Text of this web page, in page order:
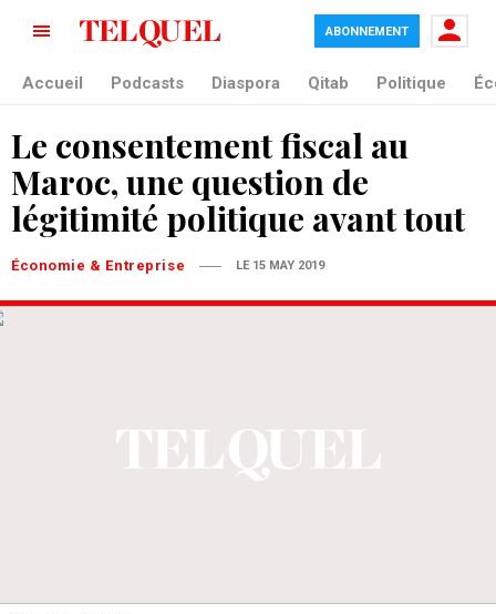
ABONNEMENT
Accueil Podcasts Diaspora Qitab Politique
Le consentement fiscal au
Maroc, une question de
légitimité politique avant tout
Économie & Entreprise LE 15 MAY 2019